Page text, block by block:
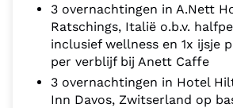
3 overnachtingen in A.Nett
Ratschings, Italië o.b.v.
inclusief wellness en 1x ijsje
per verblijf bij Anett Caffe
3 overnachtingen in Hotel
Inn Davos, Zwitserland op